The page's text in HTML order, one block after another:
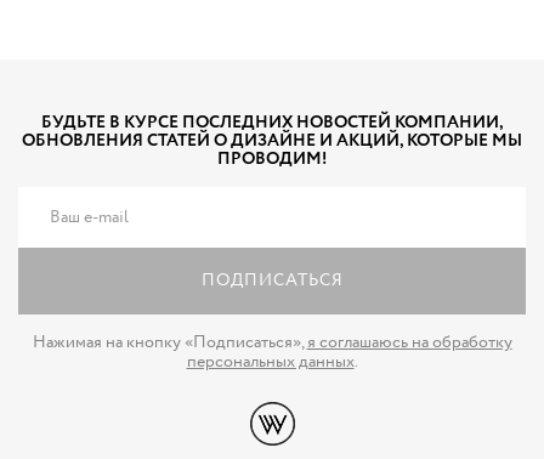
БУДЬТЕ В КУРСЕ ПОСЛЕДНИХ НОВОСТЕЙ КОМПАНИИ,
ОБНОВЛЕНИЯ СТАТЕЙ О ДИЗАЙНЕ И АКЦИЙ, КОТОРЫЕ МЫ
ПРОВОДИМ!
ПОДПИСАТЬСЯ
Нажимая на кнопку «Подписаться»,я соглашаюсь на обработку
персональных данных.